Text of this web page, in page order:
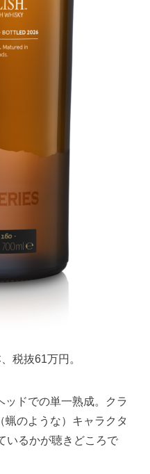
税抜61万円。
ッドでの単一熟成。クラ
のような）キャラクタ
いるかが聴きどころで